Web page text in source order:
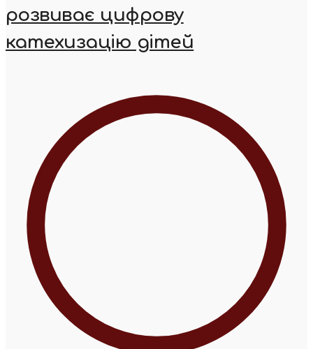
розвиває цифрову
катехизацію дітей